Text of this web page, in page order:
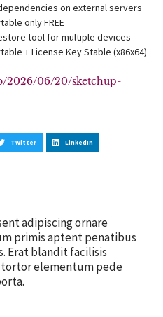
on external servers
only FREE
tool for multiple devices
+ License Key Stable (x86x64)
2026/06/20/sketchup-
Twitter LinkedIn
adipiscing ornare
primis aptent penatibus
Erat blandit facilisis
elementum pede